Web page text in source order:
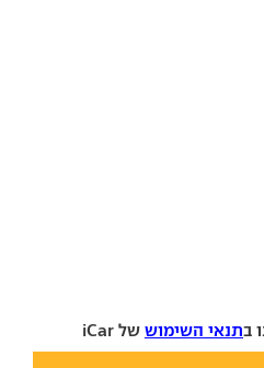
בתנאי השימוש של iCar